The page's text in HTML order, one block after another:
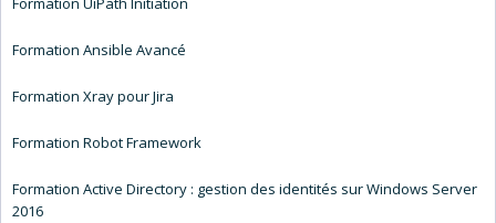
Formation Ansible Avancé
Formation Xray pour Jira
Formation Robot Framework
Formation Active Directory : gestion des identités sur Windows Server
2016